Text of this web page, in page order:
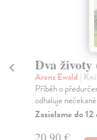
Dva
Arenz Ewald |
Příběh o
odhaluje
Zasielame do 12
20,90 €